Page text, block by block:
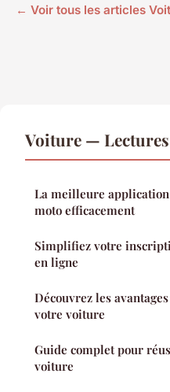
← Voir tous les articles
Voiture —
La meilleure
moto efficacement
Simplifiez votre
en ligne
Découvrez les
votre voiture
Guide complet pour
voiture